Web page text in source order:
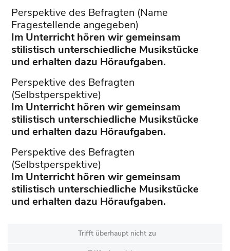
Perspektive des Befragten (Name
Fragestellende angegeben)
Im Unterricht hören wir gemeinsam
stilistisch unterschiedliche Musikstücke
und erhalten dazu Höraufgaben.
Perspektive des Befragten
(Selbstperspektive)
Im Unterricht hören wir gemeinsam
stilistisch unterschiedliche Musikstücke
und erhalten dazu Höraufgaben.
Perspektive des Befragten
(Selbstperspektive)
Im Unterricht hören wir gemeinsam
stilistisch unterschiedliche Musikstücke
und erhalten dazu Höraufgaben.
Trifft überhaupt nicht zu